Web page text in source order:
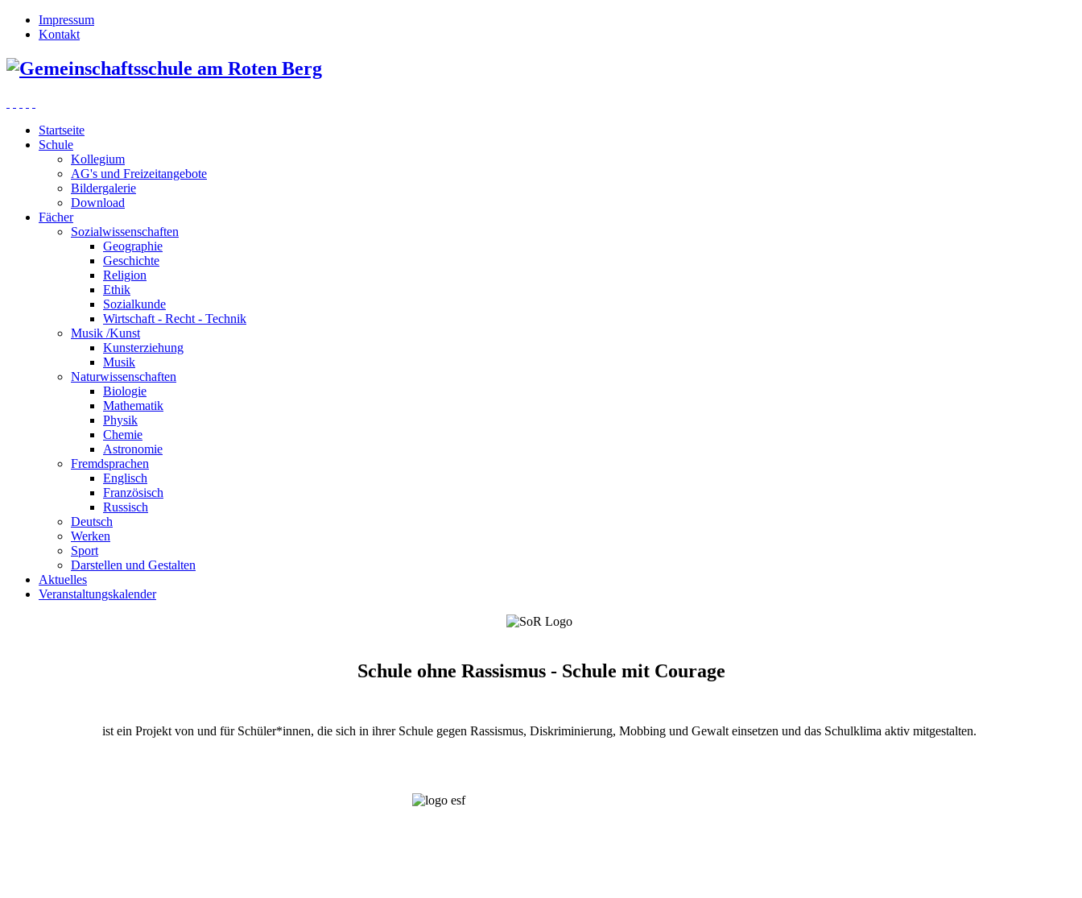
Impressum
Kontakt
Startseite
Schule
Kollegium
AG's und Freizeitangebote
Bildergalerie
Download
Fächer
Sozialwissenschaften
Geographie
Geschichte
Religion
Ethik
Sozialkunde
Wirtschaft - Recht - Technik
Musik /Kunst
Kunsterziehung
Musik
Naturwissenschaften
Biologie
Mathematik
Physik
Chemie
Astronomie
Fremdsprachen
Englisch
Französisch
Russisch
Deutsch
Werken
Sport
Darstellen und Gestalten
Aktuelles
Veranstaltungskalender
Schule ohne Rassismus - Schule mit Courage
ist ein Projekt von und für Schüler*innen, die sich in ihrer Schule gegen Rassismus, Diskriminierung, Mobbing und Gewalt einsetzen und das Schulklima aktiv mitgestalten.